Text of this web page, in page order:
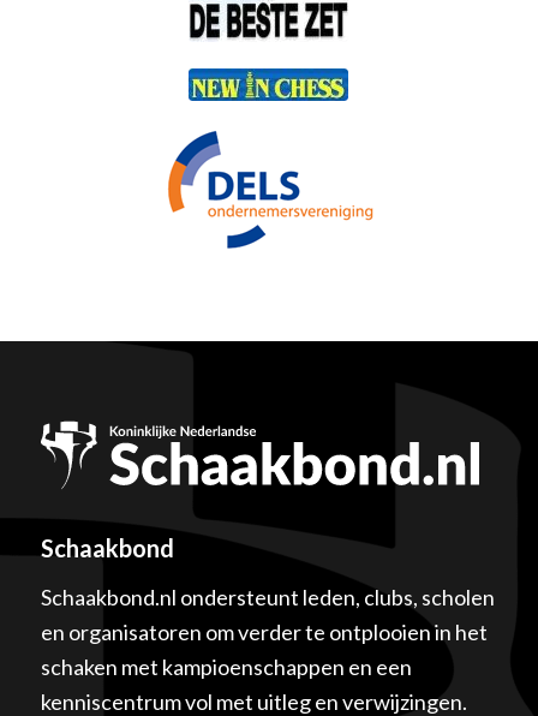
Schaakbond
Schaakbond.nl ondersteunt leden, clubs, scholen
en organisatoren om verder te ontplooien in het
schaken met kampioenschappen en een
kenniscentrum vol met uitleg en verwijzingen.